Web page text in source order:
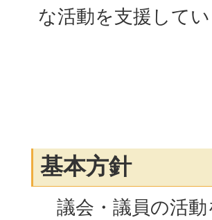
な活動を支援して
基本方針
議会・議員の活動